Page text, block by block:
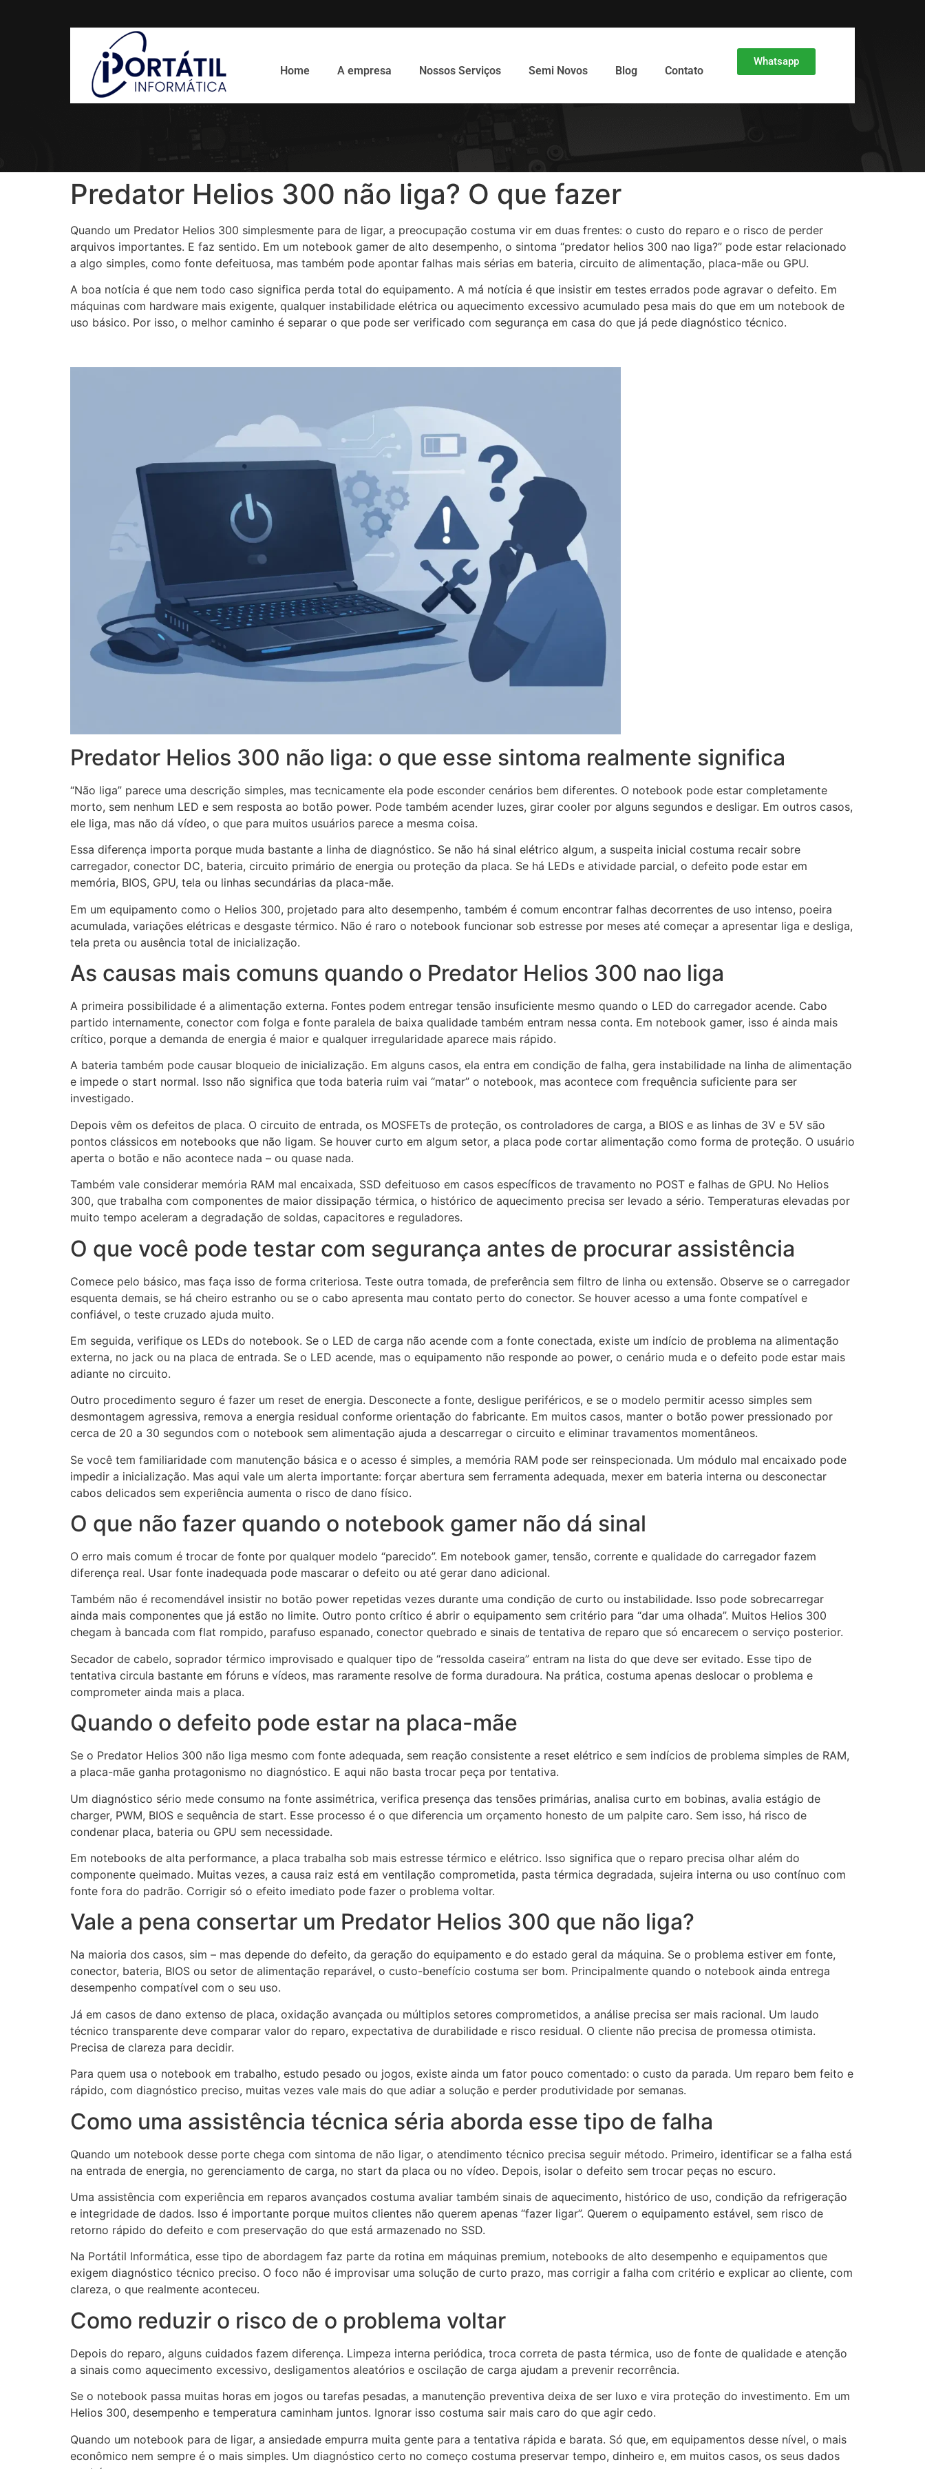
Home A empresa Nossos Serviços Semi Novos Blog Contato
Whatsapp
Predator Helios 300 não liga? O que fazer
Quando um Predator Helios 300 simplesmente para de ligar, a preocupação costuma vir em duas frentes: o custo do reparo e o risco de perder
arquivos importantes. E faz sentido. Em um notebook gamer de alto desempenho, o sintoma “predator helios 300 nao liga?” pode estar relacionado
a algo simples, como fonte defeituosa, mas também pode apontar falhas mais sérias em bateria, circuito de alimentação, placa-mãe ou GPU.
A boa notícia é que nem todo caso significa perda total do equipamento. A má notícia é que insistir em testes errados pode agravar o defeito. Em
máquinas com hardware mais exigente, qualquer instabilidade elétrica ou aquecimento excessivo acumulado pesa mais do que em um notebook de
uso básico. Por isso, o melhor caminho é separar o que pode ser verificado com segurança em casa do que já pede diagnóstico técnico.
Predator Helios 300 não liga: o que esse sintoma realmente significa
“Não liga” parece uma descrição simples, mas tecnicamente ela pode esconder cenários bem diferentes. O notebook pode estar completamente
morto, sem nenhum LED e sem resposta ao botão power. Pode também acender luzes, girar cooler por alguns segundos e desligar. Em outros casos,
ele liga, mas não dá vídeo, o que para muitos usuários parece a mesma coisa.
Essa diferença importa porque muda bastante a linha de diagnóstico. Se não há sinal elétrico algum, a suspeita inicial costuma recair sobre
carregador, conector DC, bateria, circuito primário de energia ou proteção da placa. Se há LEDs e atividade parcial, o defeito pode estar em
memória, BIOS, GPU, tela ou linhas secundárias da placa-mãe.
Em um equipamento como o Helios 300, projetado para alto desempenho, também é comum encontrar falhas decorrentes de uso intenso, poeira
acumulada, variações elétricas e desgaste térmico. Não é raro o notebook funcionar sob estresse por meses até começar a apresentar liga e desliga,
tela preta ou ausência total de inicialização.
As causas mais comuns quando o Predator Helios 300 nao liga
A primeira possibilidade é a alimentação externa. Fontes podem entregar tensão insuficiente mesmo quando o LED do carregador acende. Cabo
partido internamente, conector com folga e fonte paralela de baixa qualidade também entram nessa conta. Em notebook gamer, isso é ainda mais
crítico, porque a demanda de energia é maior e qualquer irregularidade aparece mais rápido.
A bateria também pode causar bloqueio de inicialização. Em alguns casos, ela entra em condição de falha, gera instabilidade na linha de alimentação
e impede o start normal. Isso não significa que toda bateria ruim vai “matar” o notebook, mas acontece com frequência suficiente para ser
investigado.
Depois vêm os defeitos de placa. O circuito de entrada, os MOSFETs de proteção, os controladores de carga, a BIOS e as linhas de 3V e 5V são
pontos clássicos em notebooks que não ligam. Se houver curto em algum setor, a placa pode cortar alimentação como forma de proteção. O usuário
aperta o botão e não acontece nada – ou quase nada.
Também vale considerar memória RAM mal encaixada, SSD defeituoso em casos específicos de travamento no POST e falhas de GPU. No Helios
300, que trabalha com componentes de maior dissipação térmica, o histórico de aquecimento precisa ser levado a sério. Temperaturas elevadas por
muito tempo aceleram a degradação de soldas, capacitores e reguladores.
O que você pode testar com segurança antes de procurar assistência
Comece pelo básico, mas faça isso de forma criteriosa. Teste outra tomada, de preferência sem filtro de linha ou extensão. Observe se o carregador
esquenta demais, se há cheiro estranho ou se o cabo apresenta mau contato perto do conector. Se houver acesso a uma fonte compatível e
confiável, o teste cruzado ajuda muito.
Em seguida, verifique os LEDs do notebook. Se o LED de carga não acende com a fonte conectada, existe um indício de problema na alimentação
externa, no jack ou na placa de entrada. Se o LED acende, mas o equipamento não responde ao power, o cenário muda e o defeito pode estar mais
adiante no circuito.
Outro procedimento seguro é fazer um reset de energia. Desconecte a fonte, desligue periféricos, e se o modelo permitir acesso simples sem
desmontagem agressiva, remova a energia residual conforme orientação do fabricante. Em muitos casos, manter o botão power pressionado por
cerca de 20 a 30 segundos com o notebook sem alimentação ajuda a descarregar o circuito e eliminar travamentos momentâneos.
Se você tem familiaridade com manutenção básica e o acesso é simples, a memória RAM pode ser reinspecionada. Um módulo mal encaixado pode
impedir a inicialização. Mas aqui vale um alerta importante: forçar abertura sem ferramenta adequada, mexer em bateria interna ou desconectar
cabos delicados sem experiência aumenta o risco de dano físico.
O que não fazer quando o notebook gamer não dá sinal
O erro mais comum é trocar de fonte por qualquer modelo “parecido”. Em notebook gamer, tensão, corrente e qualidade do carregador fazem
diferença real. Usar fonte inadequada pode mascarar o defeito ou até gerar dano adicional.
Também não é recomendável insistir no botão power repetidas vezes durante uma condição de curto ou instabilidade. Isso pode sobrecarregar
ainda mais componentes que já estão no limite. Outro ponto crítico é abrir o equipamento sem critério para “dar uma olhada”. Muitos Helios 300
chegam à bancada com flat rompido, parafuso espanado, conector quebrado e sinais de tentativa de reparo que só encarecem o serviço posterior.
Secador de cabelo, soprador térmico improvisado e qualquer tipo de “ressolda caseira” entram na lista do que deve ser evitado. Esse tipo de
tentativa circula bastante em fóruns e vídeos, mas raramente resolve de forma duradoura. Na prática, costuma apenas deslocar o problema e
comprometer ainda mais a placa.
Quando o defeito pode estar na placa-mãe
Se o Predator Helios 300 não liga mesmo com fonte adequada, sem reação consistente a reset elétrico e sem indícios de problema simples de RAM,
a placa-mãe ganha protagonismo no diagnóstico. E aqui não basta trocar peça por tentativa.
Um diagnóstico sério mede consumo na fonte assimétrica, verifica presença das tensões primárias, analisa curto em bobinas, avalia estágio de
charger, PWM, BIOS e sequência de start. Esse processo é o que diferencia um orçamento honesto de um palpite caro. Sem isso, há risco de
condenar placa, bateria ou GPU sem necessidade.
Em notebooks de alta performance, a placa trabalha sob mais estresse térmico e elétrico. Isso significa que o reparo precisa olhar além do
componente queimado. Muitas vezes, a causa raiz está em ventilação comprometida, pasta térmica degradada, sujeira interna ou uso contínuo com
fonte fora do padrão. Corrigir só o efeito imediato pode fazer o problema voltar.
Vale a pena consertar um Predator Helios 300 que não liga?
Na maioria dos casos, sim – mas depende do defeito, da geração do equipamento e do estado geral da máquina. Se o problema estiver em fonte,
conector, bateria, BIOS ou setor de alimentação reparável, o custo-benefício costuma ser bom. Principalmente quando o notebook ainda entrega
desempenho compatível com o seu uso.
Já em casos de dano extenso de placa, oxidação avançada ou múltiplos setores comprometidos, a análise precisa ser mais racional. Um laudo
técnico transparente deve comparar valor do reparo, expectativa de durabilidade e risco residual. O cliente não precisa de promessa otimista.
Precisa de clareza para decidir.
Para quem usa o notebook em trabalho, estudo pesado ou jogos, existe ainda um fator pouco comentado: o custo da parada. Um reparo bem feito e
rápido, com diagnóstico preciso, muitas vezes vale mais do que adiar a solução e perder produtividade por semanas.
Como uma assistência técnica séria aborda esse tipo de falha
Quando um notebook desse porte chega com sintoma de não ligar, o atendimento técnico precisa seguir método. Primeiro, identificar se a falha está
na entrada de energia, no gerenciamento de carga, no start da placa ou no vídeo. Depois, isolar o defeito sem trocar peças no escuro.
Uma assistência com experiência em reparos avançados costuma avaliar também sinais de aquecimento, histórico de uso, condição da refrigeração
e integridade de dados. Isso é importante porque muitos clientes não querem apenas “fazer ligar”. Querem o equipamento estável, sem risco de
retorno rápido do defeito e com preservação do que está armazenado no SSD.
Na Portátil Informática, esse tipo de abordagem faz parte da rotina em máquinas premium, notebooks de alto desempenho e equipamentos que
exigem diagnóstico técnico preciso. O foco não é improvisar uma solução de curto prazo, mas corrigir a falha com critério e explicar ao cliente, com
clareza, o que realmente aconteceu.
Como reduzir o risco de o problema voltar
Depois do reparo, alguns cuidados fazem diferença. Limpeza interna periódica, troca correta de pasta térmica, uso de fonte de qualidade e atenção
a sinais como aquecimento excessivo, desligamentos aleatórios e oscilação de carga ajudam a prevenir recorrência.
Se o notebook passa muitas horas em jogos ou tarefas pesadas, a manutenção preventiva deixa de ser luxo e vira proteção do investimento. Em um
Helios 300, desempenho e temperatura caminham juntos. Ignorar isso costuma sair mais caro do que agir cedo.
Quando um notebook para de ligar, a ansiedade empurra muita gente para a tentativa rápida e barata. Só que, em equipamentos desse nível, o mais
econômico nem sempre é o mais simples. Um diagnóstico certo no começo costuma preservar tempo, dinheiro e, em muitos casos, os seus dados